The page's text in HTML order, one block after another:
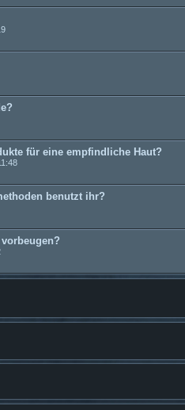
für eine empfindliche Haut?
benutzt ihr?